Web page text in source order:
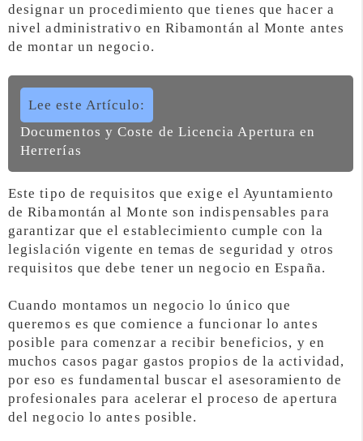
designar un procedimiento que tienes que hacer a
nivel administrativo en Ribamontán al Monte antes
de montar un negocio.
Lee este Artículo:
Documentos y Coste de Licencia Apertura en
Herrerías
Este tipo de requisitos que exige el Ayuntamiento
de Ribamontán al Monte son indispensables para
garantizar que el establecimiento cumple con la
legislación vigente en temas de seguridad y otros
requisitos que debe tener un negocio en España.
Cuando montamos un negocio lo único que
queremos es que comience a funcionar lo antes
posible para comenzar a recibir beneficios, y en
muchos casos pagar gastos propios de la actividad,
por eso es fundamental buscar el asesoramiento de
profesionales para acelerar el proceso de apertura
del negocio lo antes posible.